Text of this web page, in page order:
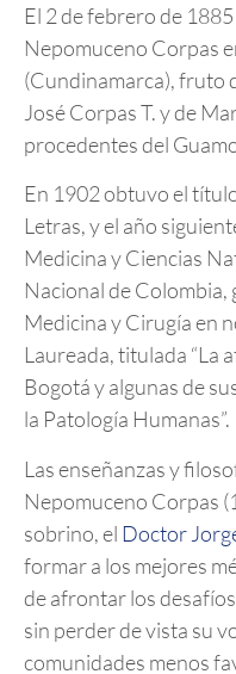
El 2 de febrero de
Nepomuceno Corpas
(Cundinamarca), fruto
José Corpas T. y de
procedentes del
En 1902 obtuvo el
Letras, y el año
Medicina y Ciencias
Nacional de
Medicina y Cirugía en
Laureada, titulada “La
Bogotá y algunas de
la Patología Humanas”.
Las enseñanzas y
Nepomuceno Corpas
sobrino, el Doctor
formar a los mejores
de afrontar los
sin perder de vista su
comunidades menos